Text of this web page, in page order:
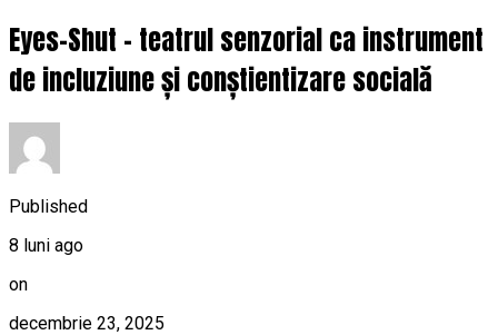
Eyes-Shut – teatrul senzorial ca instrument
de incluziune și conștientizare socială
Published
8 luni ago
on
decembrie 23, 2025